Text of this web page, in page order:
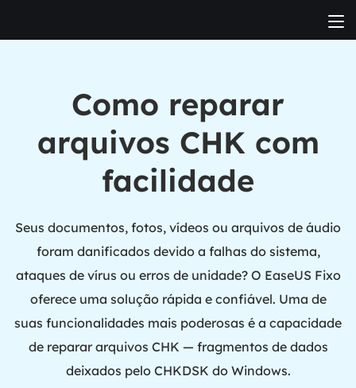
Como reparar
arquivos CHK com
facilidade
Seus documentos, fotos, vídeos ou arquivos de áudio
foram danificados devido a falhas do sistema,
ataques de vírus ou erros de unidade? O EaseUS Fixo
oferece uma solução rápida e confiável. Uma de
suas funcionalidades mais poderosas é a capacidade
de reparar arquivos CHK — fragmentos de dados
deixados pelo CHKDSK do Windows.